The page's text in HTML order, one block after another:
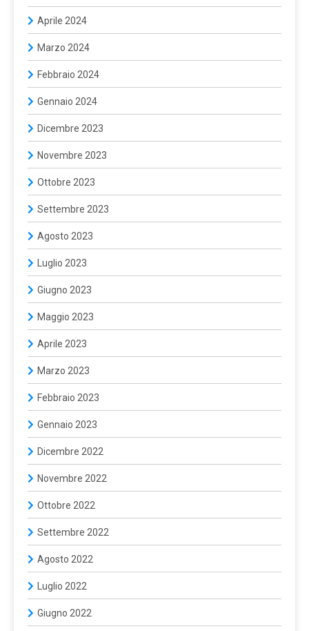
Aprile 2024
Marzo 2024
Febbraio 2024
Gennaio 2024
Dicembre 2023
Novembre 2023
Ottobre 2023
Settembre 2023
Agosto 2023
Luglio 2023
Giugno 2023
Maggio 2023
Aprile 2023
Marzo 2023
Febbraio 2023
Gennaio 2023
Dicembre 2022
Novembre 2022
Ottobre 2022
Settembre 2022
Agosto 2022
Luglio 2022
Giugno 2022